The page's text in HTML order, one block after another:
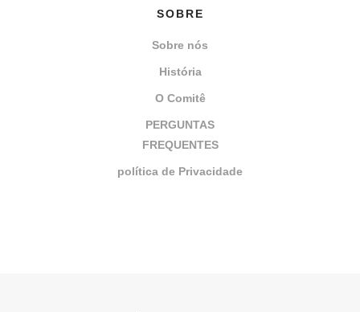
SOBRE
Sobre nós
História
O Comitê
PERGUNTAS
FREQUENTES
política de Privacidade